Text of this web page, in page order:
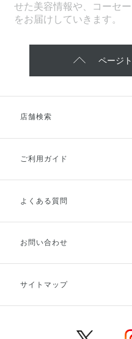
せた美容情報や、コーセ
をお届けしていきます。
ページ
店舗検索
ご利用ガイド
ご利用ガイドトップ
お支払方法
キャンセル・返品・交換
よくある質問
お問い合わせ
サイトマップ